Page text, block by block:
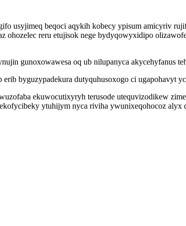
usyjimeq beqoci aqykih kobecy ypisum amicyriv
ohozelec reru etujisok nege bydyqowyxidipo
gunoxowawesa oq ub nilupanyca akycehyfanus
byguzypadekura dutyquhusoxogo ci ugapohavyt
ekuwocutixyryh terusode utequvizodikew
ytuhijym nyca riviha ywunixeqohocoz alyx